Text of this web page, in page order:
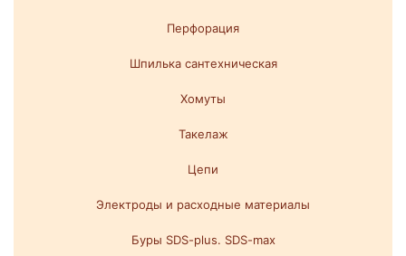
Перфорация
Шпилька сантехническая
Хомуты
Такелаж
Цепи
Электроды и расходные материалы
Буры SDS-plus. SDS-max